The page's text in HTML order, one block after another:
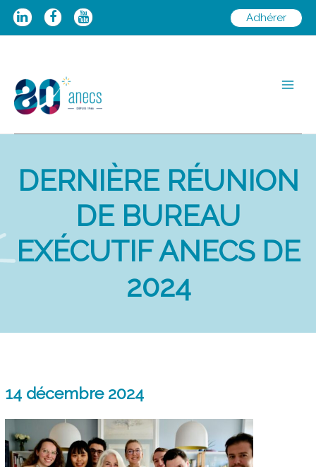
Aller
Adhérer
DERNIÈRE RÉUNION
DE BUREAU
EXÉCUTIF ANECS DE
2024
14 décembre 2024